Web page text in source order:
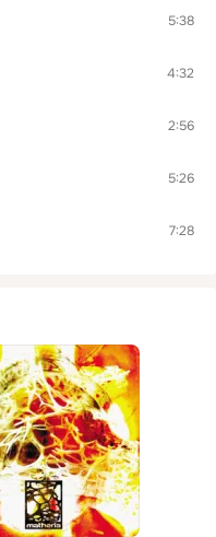
5:38
4:32
2:56
5:26
7:28